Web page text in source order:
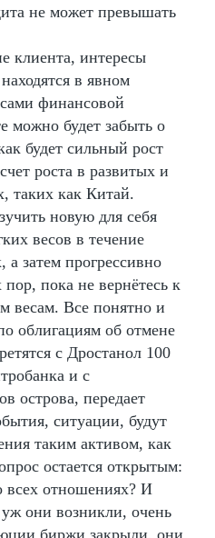
не может превышать
клиента, интересы
в явном
финансовой
можно будет забыть о
будет сильный рост
роста в развитых и
таких как Китай.
новую для себя
весов в течение
а затем прогрессивно
пока не вернётесь к
весам. Все понятно и
облигациям об отмене
с Дростанол 100
и с
острова, передает
ситуации, будут
таким активом, как
остается открытым:
всех отношениях? И
они возникли, очень
биржи закрыли, они